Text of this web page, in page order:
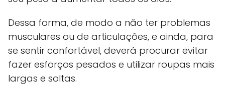
Dessa forma, de modo a não ter problemas
musculares ou de articulações, e ainda, para
se sentir confortável, deverá procurar evitar
fazer esforços pesados e utilizar roupas mais
largas e soltas.